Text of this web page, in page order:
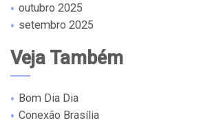
outubro 2025
setembro 2025
Veja Também
Bom Dia Dia
Conexão Brasília